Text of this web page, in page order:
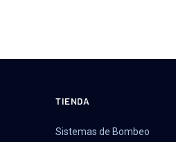
TIENDA
Sistemas de Bombeo